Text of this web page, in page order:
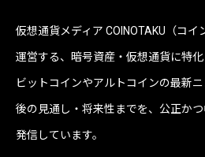
仮想通貨メディア COINOTAKU（コ
運営する、暗号資産・仮想通貨に特化
ビットコインやアルトコインの最新
後の見通し・将来性までを、公正か
発信しています。